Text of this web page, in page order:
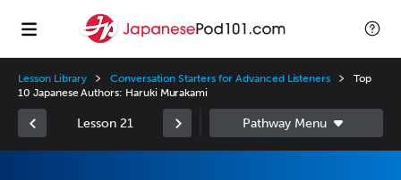
Lesson Library Conversation Starters for Advanced Listeners
Top
10 Japanese Authors: Haruki Murakami
Lesson 21